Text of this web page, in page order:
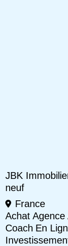
JBK
neuf
France
Achat Agence
Coach En